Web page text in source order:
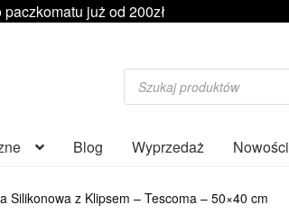
już od 200zł
Wyszukiwarka
produktów
Blog Wyprzedaż Nowości
Silikonowa z Klipsem – Tescoma – 50×40 cm